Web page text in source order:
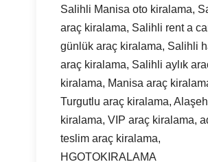
Salihli Manisa oto kiralama,
araç kiralama, Salihli rent a
günlük araç kiralama, Salihli
araç kiralama, Salihli aylık
kiralama, Manisa araç
Turgutlu araç kiralama,
kiralama, VIP araç kiralama,
teslim araç kiralama,
HGOTOKIRALAMA